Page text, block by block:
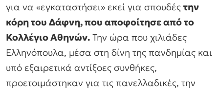
για να «εγκαταστήσει» εκεί για σπουδές την
κόρη του Δάφνη, που αποφοίτησε από το
Κολλέγιο Αθηνών. Την ώρα που χιλιάδες
Ελληνόπουλα, μέσα στη δίνη της πανδημίας και
υπό εξαιρετικά αντίξοες συνθήκες,
προετοιμάστηκαν για τις πανελλαδικές, την